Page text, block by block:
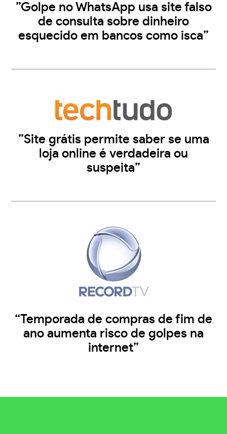
”Golpe no WhatsApp usa site falso
de consulta sobre dinheiro
esquecido em bancos como isca”
”Site grátis permite saber se uma
loja online é verdadeira ou
suspeita”
“Temporada de compras de fim de
ano aumenta risco de golpes na
internet”